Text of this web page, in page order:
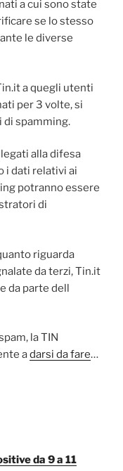
a cui sono state
se lo stesso
le diverse
a quegli utenti
per 3 volte, si
di spamming.
alla difesa
i dati relativi ai
potranno essere
di
riguarda
da terzi, Tin.it
da parte dell
la TIN
adarsi da fare…
da 9 a 11